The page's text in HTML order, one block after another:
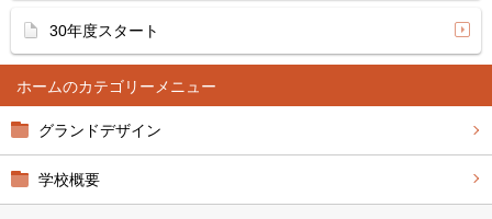
ホーム
グランドデザイン
学校概要
30年度スタート